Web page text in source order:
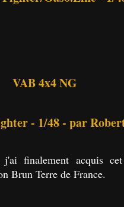
VAB 4x4 NG
- 1/48 - par
j'ai finalement acquis
Brun Terre de France.